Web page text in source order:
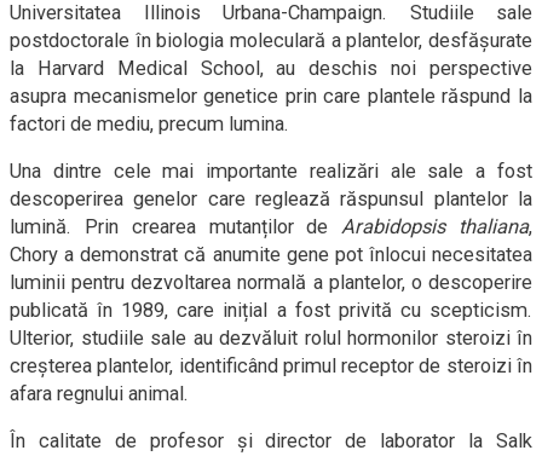
Universitatea Illinois Urbana-Champaign. Studiile sale
postdoctorale în biologia moleculară a plantelor, desfășurate
la Harvard Medical School, au deschis noi perspective
asupra mecanismelor genetice prin care plantele răspund la
factori de mediu, precum lumina.
Una dintre cele mai importante realizări ale sale a fost
descoperirea genelor care reglează răspunsul plantelor la
lumină. Prin crearea mutanților deArabidopsis thaliana,
Chory a demonstrat că anumite gene pot înlocui necesitatea
luminii pentru dezvoltarea normală a plantelor, o descoperire
publicată în 1989, care inițial a fost privită cu scepticism.
Ulterior, studiile sale au dezvăluit rolul hormonilor steroizi în
creșterea plantelor, identificând primul receptor de steroizi în
afara regnului animal.
În calitate de profesor și director de laborator la Salk